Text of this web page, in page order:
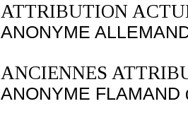
ATTRIBUTION
ANONYME
ANCIENNES
ANONYME FLAMAND